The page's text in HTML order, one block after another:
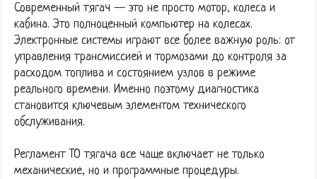
Современный тягач — это не просто мотор, колеса и
кабина. Это полноценный компьютер на колесах.
Электронные системы играют все более важную роль: от
управления трансмиссией и тормозами до контроля за
расходом топлива и состоянием узлов в режиме
реального времени. Именно поэтому диагностика
становится ключевым элементом технического
обслуживания.
Регламент ТО тягача все чаще включает не только
механические, но и программные процедуры.